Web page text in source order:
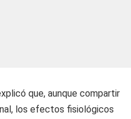
que, aunque compartir
los efectos fisiológicos